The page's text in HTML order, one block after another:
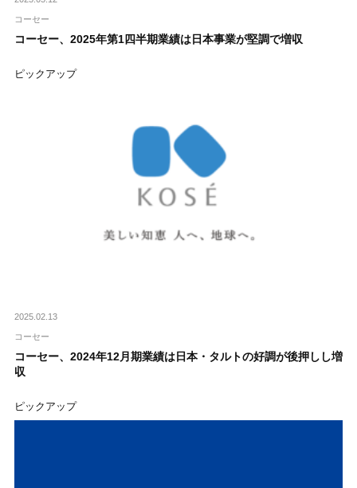
コーセー
コーセー、2025年第1四半期業績は日本事業が堅調で増収
ピックアップ
2025.02.13
コーセー
コーセー、2024年12月期業績は日本・タルトの好調が後押しし増
収
ピックアップ